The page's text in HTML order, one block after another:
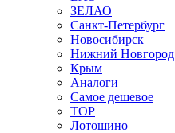
ЗЕЛАО
Санкт-Петербург
Новосибирск
Нижний Новгород
Крым
Аналоги
Самое дешевое
TOP
Лотошино